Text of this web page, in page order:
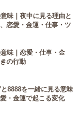
味｜夜中に見る理由と
恋愛・金運・仕事・ツ
味｜恋愛・仕事・金
の行動
8888を一緒に見る意味
・金運で起こる変化